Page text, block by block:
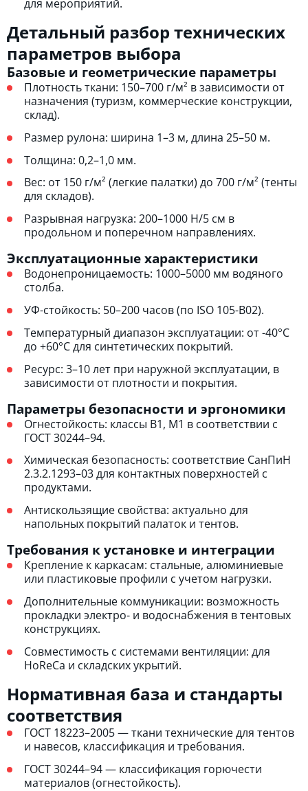
для мероприятий.
Детальный разбор технических
параметров выбора
Базовые и геометрические параметры
Плотность ткани: 150–700 г/м² в зависимости от
назначения (туризм, коммерческие конструкции,
склад).
Размер рулона: ширина 1–3 м, длина 25–50 м.
Толщина: 0,2–1,0 мм.
Вес: от 150 г/м² (легкие палатки) до 700 г/м² (тенты
для складов).
Разрывная нагрузка: 200–1000 Н/5 см в
продольном и поперечном направлениях.
Эксплуатационные характеристики
Водонепроницаемость: 1000–5000 мм водяного
столба.
УФ-стойкость: 50–200 часов (по ISO 105-B02).
Температурный диапазон эксплуатации: от -40°C
до +60°C для синтетических покрытий.
Ресурс: 3–10 лет при наружной эксплуатации, в
зависимости от плотности и покрытия.
Параметры безопасности и эргономики
Огнестойкость: классы B1, M1 в соответствии с
ГОСТ 30244–94.
Химическая безопасность: соответствие СанПиН
2.3.2.1293–03 для контактных поверхностей с
продуктами.
Антискользящие свойства: актуально для
напольных покрытий палаток и тентов.
Требования к установке и интеграции
Крепление к каркасам: стальные, алюминиевые
или пластиковые профили с учетом нагрузки.
Дополнительные коммуникации: возможность
прокладки электро- и водоснабжения в тентовых
конструкциях.
Совместимость с системами вентиляции: для
HoReCa и складских укрытий.
Нормативная база и стандарты
соответствия
ГОСТ 18223–2005 — ткани технические для тентов
и навесов, классификация и требования.
ГОСТ 30244–94 — классификация горючести
материалов (огнестойкость).